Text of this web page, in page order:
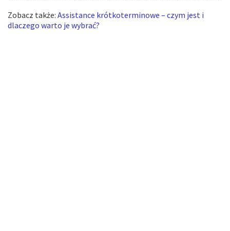
Zobacz także: Assistance krótkoterminowe – czym jest i
dlaczego warto je wybrać?